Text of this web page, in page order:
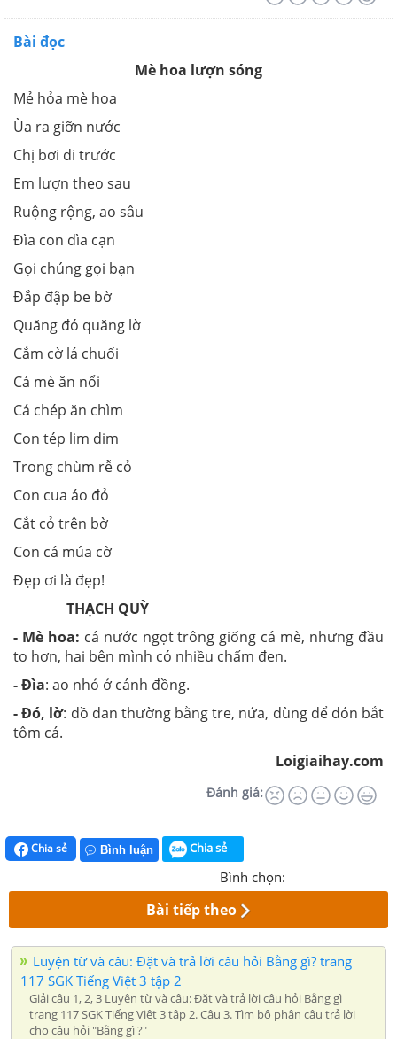
Bài đọc
Mè hoa lượn sóng
Mẻ hỏa mè hoa
Ùa ra giỡn nước
Chị bơi đi trước
Em lượn theo sau
Ruộng rộng, ao sâu
Đìa con đìa cạn
Gọi chúng gọi bạn
Đắp đập be bờ
Quăng đó quăng lờ
Cắm cờ lá chuối
Cá mè ăn nổi
Cá chép ăn chìm
Con tép lim dim
Trong chùm rễ cỏ
Con cua áo đỏ
Cắt cỏ trên bờ
Con cá múa cờ
Đẹp ơi là đẹp!
THẠCH QUỲ
- Mè hoa: cá nước ngọt trông giống cá mè, nhưng đầu
to hơn, hai bên mình có nhiều chấm đen.
- Đìa: ao nhỏ ở cánh đồng.
- Đó, lờ: đồ đan thường bằng tre, nứa, dùng để đón bắt
tôm cá.
Loigiaihay.com
Đánh giá:
Chia sẻ Bình luận Chia sẻ
Bình chọn:
Bài tiếp theo
Luyện từ và câu: Đặt và trả lời câu hỏi Bằng gì? trang
117 SGK Tiếng Việt 3 tập 2
Giải câu 1, 2, 3 Luyện từ và câu: Đặt và trả lời câu hỏi Bằng gì
trang 117 SGK Tiếng Việt 3 tập 2. Câu 3. Tìm bộ phận câu trả lời
cho câu hỏi "Bằng gì ?"